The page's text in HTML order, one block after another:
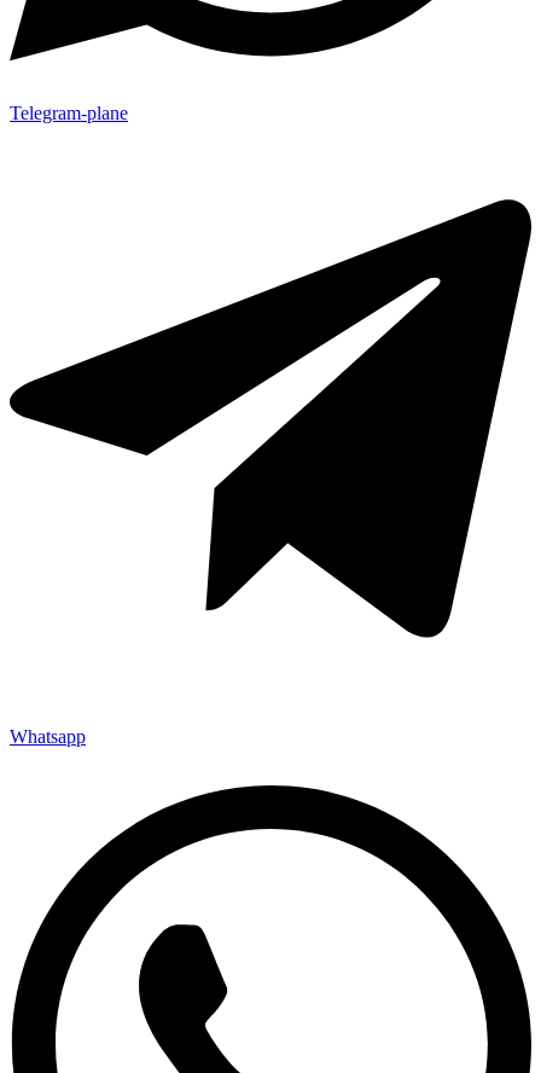
Telegram-plane
Whatsapp